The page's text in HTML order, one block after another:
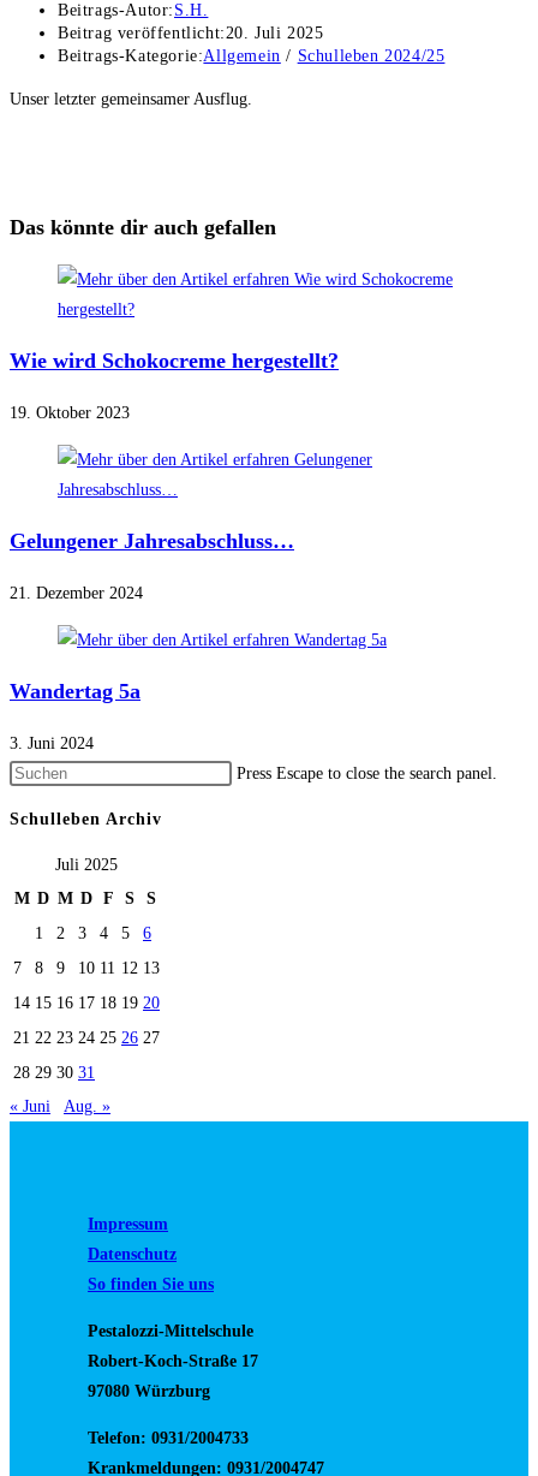
Beitrags-Autor: S.H.
Beitrag veröffentlicht:20. Juli 2025
Beitrags-Kategorie:Allgemein / Schulleben 2024/25
Unser letzter gemeinsamer Ausflug.
Das könnte dir auch gefallen
Wie wird Schokocreme hergestellt?
19. Oktober 2023
Gelungener Jahresabschluss…
21. Dezember 2024
Wandertag 5a
3. Juni 2024
Press Escape to close the search panel.
Schulleben Archiv
Juli 2025
M D M D F S
S
1
2 3 4 5
6
7
8 9 10 11 12 13
14 15 16 17 18 19 20
21 22 23 24 25 26 27
28 29 30 31
« Juni
Aug. »
Impressum
Datenschutz
So finden Sie uns
Pestalozzi-Mittelschule
Robert-Koch-Straße 17
97080 Würzburg
Telefon: 0931/2004733
Krankmeldungen: 0931/2004747